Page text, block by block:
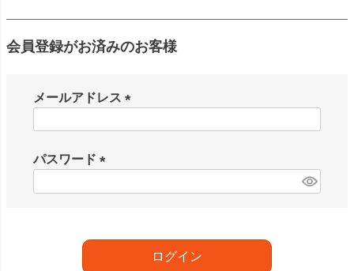
会員登録がお済みのお客様
メールアドレス
パスワード
)
ログイン